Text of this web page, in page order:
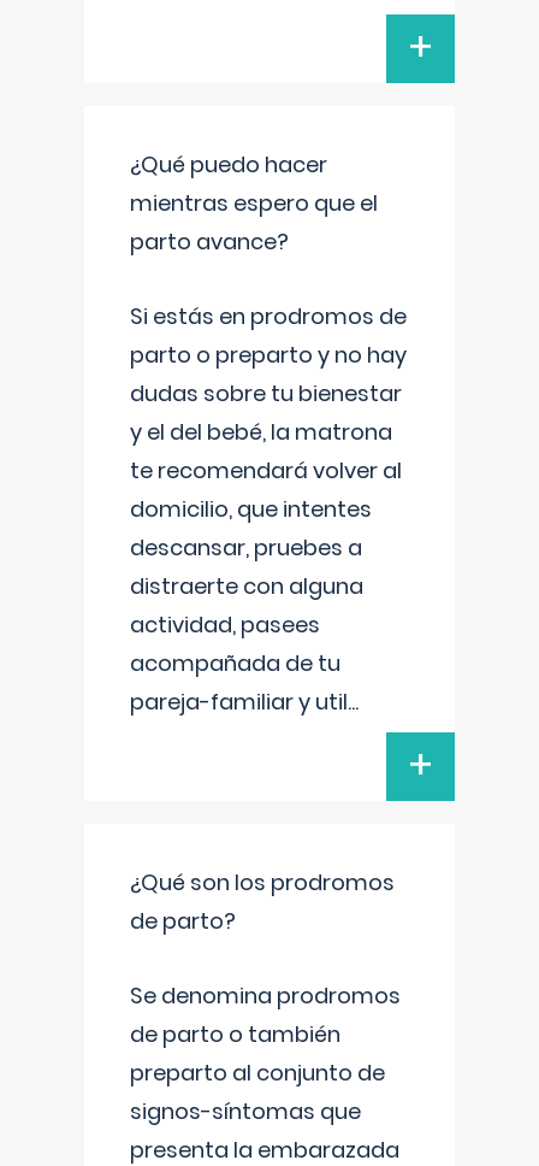
+
¿Qué puedo hacer
mientras espero que el
parto avance?
Si estás en prodromos de
parto o preparto y no hay
dudas sobre tu bienestar
y el del bebé, la matrona
te recomendará volver al
domicilio, que intentes
descansar, pruebes a
distraerte con alguna
actividad, pasees
acompañada de tu
pareja-familiar y util...
+
¿Qué son los prodromos
de parto?
Se denomina prodromos
de parto o también
preparto al conjunto de
signos-síntomas que
presenta la embarazada